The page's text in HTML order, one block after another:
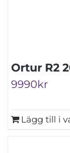
Ortur R2
9990kr
Lägg till i